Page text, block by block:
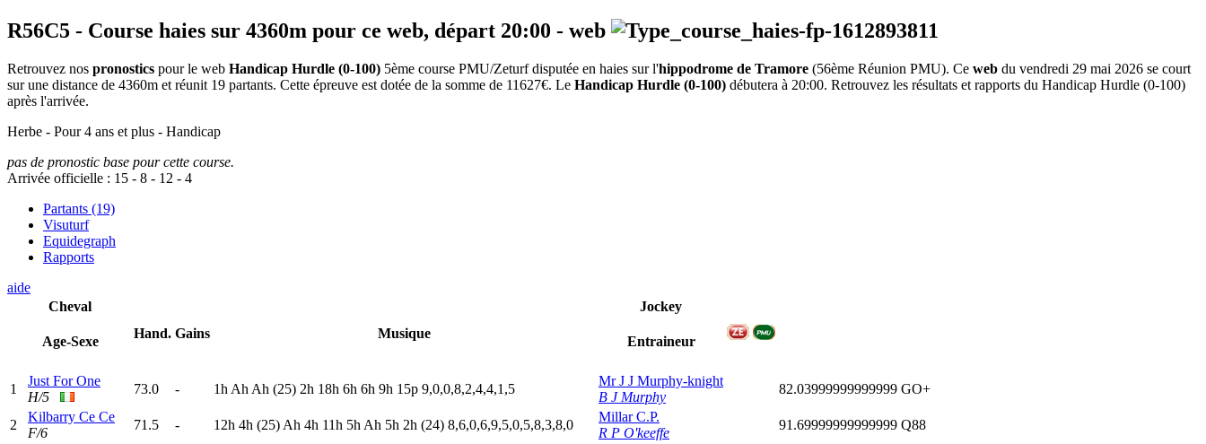
R56C5 - Course haies sur 4360m pour ce web, départ 20:00 - web
Retrouvez nos pronostics pour le web Handicap Hurdle (0-100) 5ème course PMU/Zeturf disputée en haies sur l'hippodrome de Tramore (56ème Réunion PMU). Ce web du vendredi 29 mai 2026 se court
sur une distance de 4360m et réunit 19 partants. Cette épreuve est dotée de la somme de 11627€. Le Handicap Hurdle (0-100) débutera à 20:00. Retrouvez les résultats et rapports du Handicap Hurdle (0-100)
après l'arrivée.
Herbe - Pour 4 ans et plus - Handicap
pas de pronostic base pour cette course.
Arrivée officielle : 15 - 8 - 12 - 4
Partants (19)
Visuturf
Equidegraph
Rapports
aide
Cheval
Age-Sexe
Hand. Gains Musique
Jockey
Entraineur
1
Just For One
H/5
73.0 - 1h Ah Ah (25) 2h 18h 6h 6h 9h 15p 9,0,0,8,2,4,4,1,5
Mr J J Murphy-knight
B J Murphy
82.03999999999999 GO+
2
Kilbarry Ce Ce
F/6
71.5 - 12h 4h (25) Ah 4h 11h 5h Ah 5h 2h (24) 8,6,0,6,9,5,0,5,8,3,8,0
Millar C.P.
R P O'keeffe
91.69999999999999 Q88